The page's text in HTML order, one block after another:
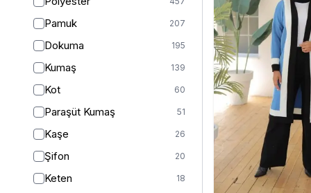
Pamuk 207
Dokuma 195
Kumaş 139
Kot 60
Paraşüt Kumaş 51
Kaşe 26
Şifon 20
Keten 18